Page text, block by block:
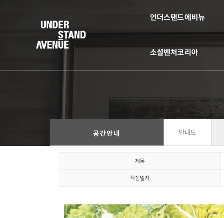
언더스탠드에비뉴
소셜벤처코리아
공간안내 안내도
제목
작성일자